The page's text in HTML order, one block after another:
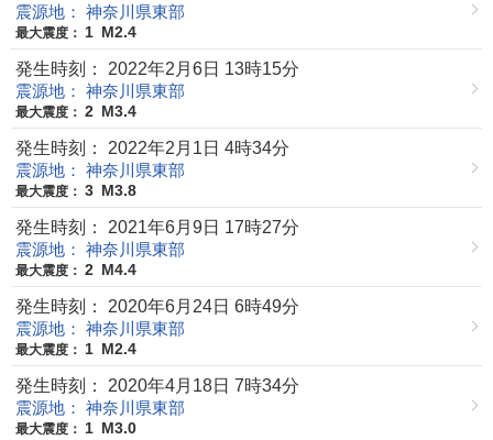
震源地： 神奈川県東部
最大震度： 1 M2.4
発生時刻： 2022年2月6日 13時15分
震源地： 神奈川県東部
最大震度： 2 M3.4
発生時刻： 2022年2月1日 4時34分
震源地： 神奈川県東部
最大震度： 3 M3.8
発生時刻： 2021年6月9日 17時27分
震源地： 神奈川県東部
最大震度： 2 M4.4
発生時刻： 2020年6月24日 6時49分
震源地： 神奈川県東部
最大震度： 1 M2.4
発生時刻： 2020年4月18日 7時34分
震源地： 神奈川県東部
最大震度： 1 M3.0